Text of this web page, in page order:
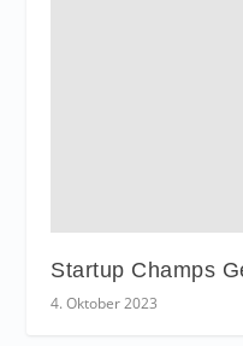
Startup Champs
4. Oktober 2023